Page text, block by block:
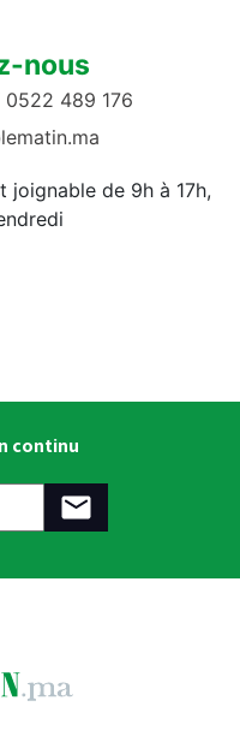
nous
0522 489 176
joignable de 9h à 17h,
continu